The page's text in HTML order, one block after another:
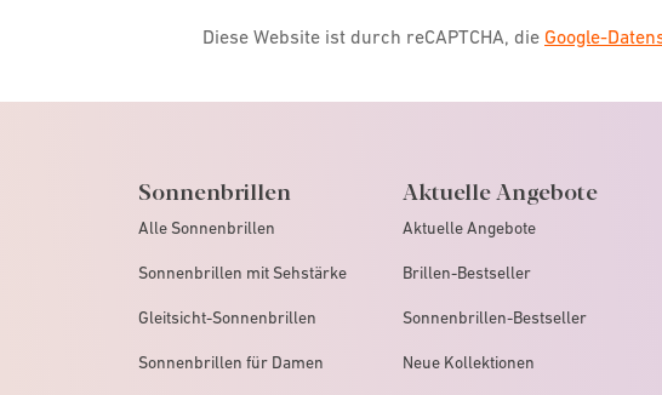
Diese Website ist durch reCAPTCHA, die Google-
Sonnenbrillen
Alle Sonnenbrillen
Sonnenbrillen mit Sehstärke
Gleitsicht-Sonnenbrillen
Sonnenbrillen für Damen
Aktuelle Angebote
Aktuelle Angebote
Brillen-Bestseller
Sonnenbrillen-Bestseller
Neue Kollektionen